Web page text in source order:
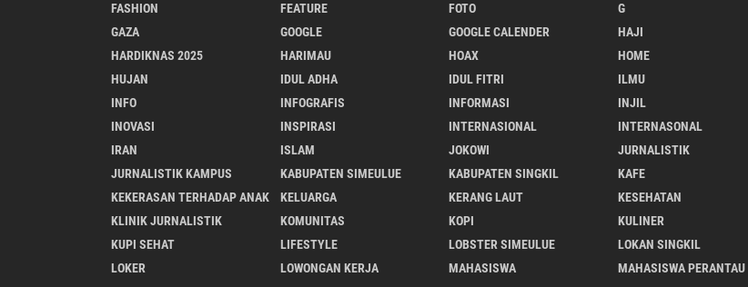
FASHION
FEATURE FOTO
G
GAZA
GOOGLE GOOGLE CALENDER
HAJI
HARDIKNAS 2025
HARIMAU HOAX
HOME
HUJAN
IDUL ADHA IDUL FITRI
ILMU
INFO
INFOGRAFIS INFORMASI
INJIL
INOVASI
INSPIRASI INTERNASIONAL
INTERNASONAL
IRAN
ISLAM JOKOWI
JURNALISTIK
JURNALISTIK KAMPUS
KABUPATEN SIMEULUE KABUPATEN SINGKIL
KAFE
KEKERASAN TERHADAP ANAK
KELUARGA KERANG LAUT
KESEHATAN
KLINIK JURNALISTIK
KOMUNITAS KOPI
KULINER
KUPI SEHAT
LIFESTYLE LOBSTER SIMEULUE
LOKAN SINGKIL
LOKER
LOWONGAN KERJA MAHASISWA
MAHASISWA PERANTAU